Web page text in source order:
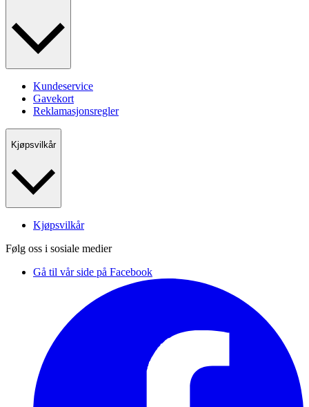
Kundeservice
Gavekort
Reklamasjonsregler
Kjøpsvilkår
Kjøpsvilkår
Følg oss i sosiale medier
Gå til vår side på Facebook